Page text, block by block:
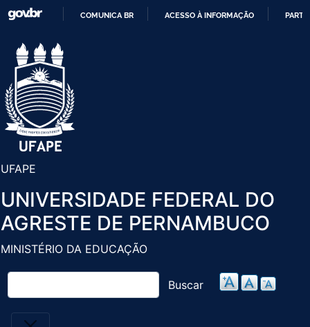
Pular
COMUNICA BR ACESSO À INFORMAÇÃO
UFAPE
UNIVERSIDADE FEDERAL DO
AGRESTE DE PERNAMBUCO
MINISTÉRIO DA EDUCAÇÃO
Buscar